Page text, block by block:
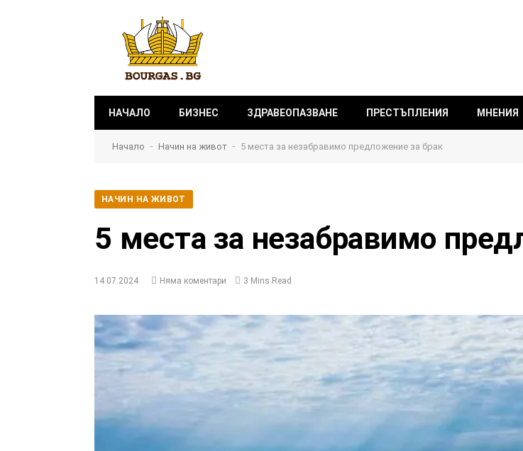
НАЧАЛО БИЗНЕС ЗДРАВЕОПАЗВАНЕ ПРЕСТЪПЛЕНИЯ МНЕНИЯ
Начало - Начин на живот - 5 места за незабравимо предложение за брак
НАЧИН НА ЖИВОТ
5 места за незабравимо
14.07.2024 Няма коментари 3 Mins Read